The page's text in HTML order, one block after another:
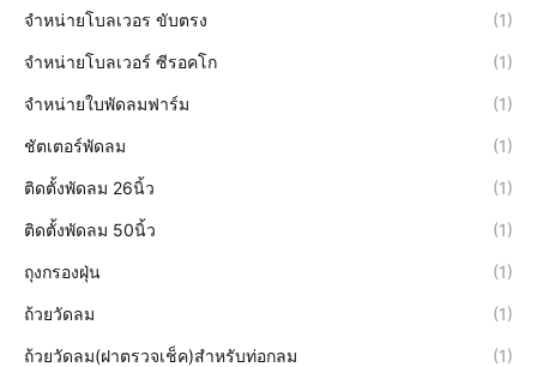
จำหน่ายโบลเวอร ขับตรง (1)
จำหน่ายโบลเวอร์ ซีรอคโก (1)
จำหน่ายใบพัดลมฟาร์ม (1)
ชัตเตอร์พัดลม (1)
ติดตั้งพัดลม 26นิ้ว (1)
ติดตั้งพัดลม 50นิ้ว (1)
ถุงกรองฝุ่น (1)
ถ้วยวัดลม (1)
ถ้วยวัดลม(ฝาตรวจเช็ค)สำหรับท่อกลม (1)